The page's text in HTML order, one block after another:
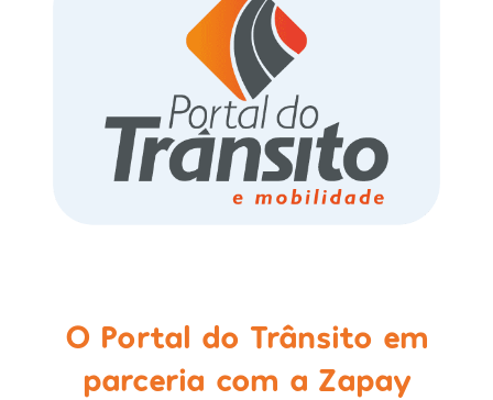
O Portal do Trânsito em
parceria com a Zapay